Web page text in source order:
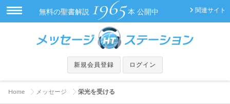
関連サイト
無料の聖書解説 1965 本 公開中
新規会員登録 ログイン
Home メッセージ 栄光を受ける